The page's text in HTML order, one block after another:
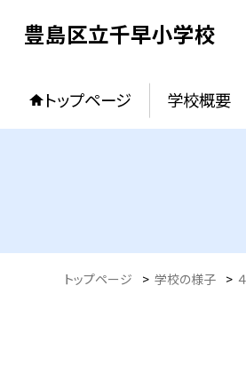
豊島区立千早小学校
トップページ 学校概要
トップページ > 学校の様子 >